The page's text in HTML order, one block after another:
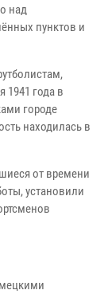
над
пунктов и
1941 года в
городе
находилась в
от времени
установили